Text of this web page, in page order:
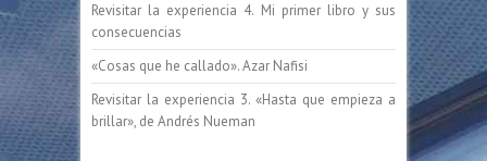
Revisitar la experiencia 4. Mi primer libro y sus
consecuencias
«Cosas que he callado». Azar Nafisi
Revisitar la experiencia 3. «Hasta que empieza a
brillar», de Andrés Nueman